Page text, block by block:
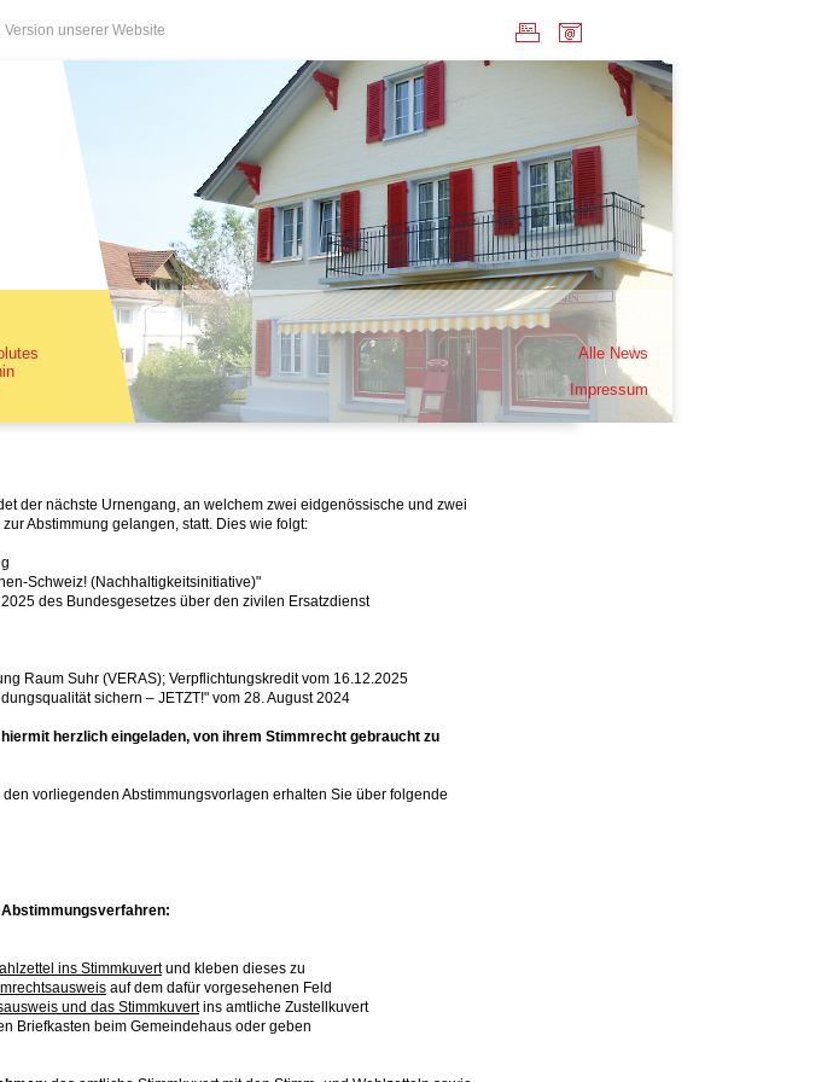
unserer Website
Alle News
Impressum
der nächste Urnengang, an welchem zwei eidgenössische und zwei
Abstimmung gelangen, statt. Dies wie folgt:
Schweiz! (Nachhaltigkeitsinitiative)"
des Bundesgesetzes über den zivilen Ersatzdienst
Raum Suhr (VERAS); Verpflichtungskredit vom 16.12.2025
sichern – JETZT!" vom 28. August 2024
herzlich eingeladen, von ihrem Stimmrecht gebraucht zu
vorliegenden Abstimmungsvorlagen erhalten Sie über folgende
ins Stimmkuvertund kleben dieses zu
auf dem dafür vorgesehenen Feld
und das Stimmkuvertins amtliche Zustellkuvert
Briefkasten beim Gemeindehaus oder geben